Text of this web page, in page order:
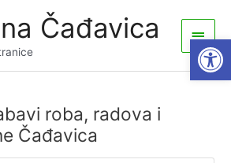
Čađavica
Main
Menu
roba, radova i
Čađavica